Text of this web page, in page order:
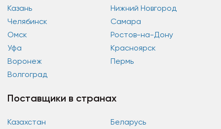
Казань
Нижний Новгород
Челябинск
Самара
Омск
Ростов-на-Дону
Уфа
Красноярск
Воронеж
Пермь
Волгоград
Поставщики в странах
Казахстан
Беларусь